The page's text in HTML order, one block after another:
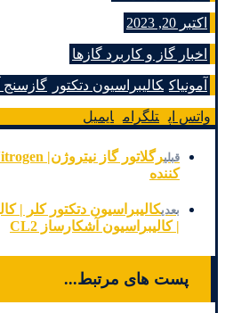
اکتبر 20, 2023
اخبار گاز و کاربرد گازها
آمونیاک کالیبراسیون دتکتور گازسنج
واتس اپ تلگرام ایمیل
قبلی
کننده
بعدیکالیبراسیون دتکتور کلر |
| کالیبراسیون آشکارساز CL2
پست های مرتبط...